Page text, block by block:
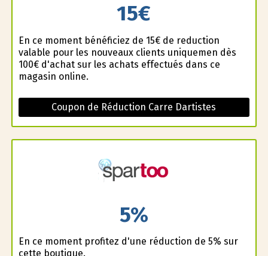
15€
En ce moment bénéficiez de 15€ de reduction
valable pour les nouveaux clients uniquemen dès
100€ d'achat sur les achats effectués dans ce
magasin online.
Coupon de Réduction Carre Dartistes
5%
En ce moment profitez d'une réduction de 5% sur
cette boutique.